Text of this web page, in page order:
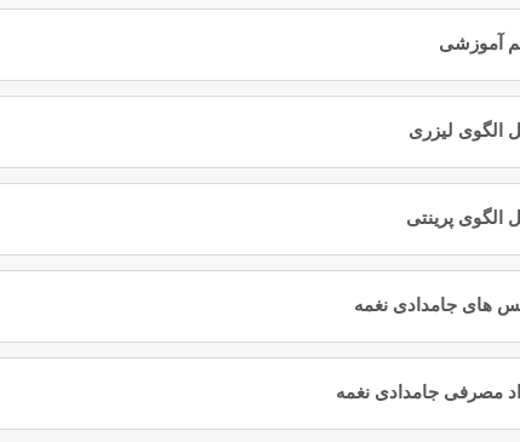
آموزشی
وارد
الگوی لیزری
وارد
الگوی پرینتی
وارد
های جامدادی نغمه
وارد
مصرفی جامدادی نغمه